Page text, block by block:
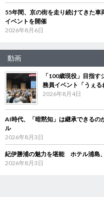
55年間、京の街を走り続けてきた
イベントを開催
2026年8月6日
動画
「100歳現役」目指
務員イベント「うぇる
2026年8月4日
AI時代、「暗黙知」は継承できる
ル
2026年8月3日
紀伊勝浦の魅力を堪能 ホテル浦島
2026年8月3日